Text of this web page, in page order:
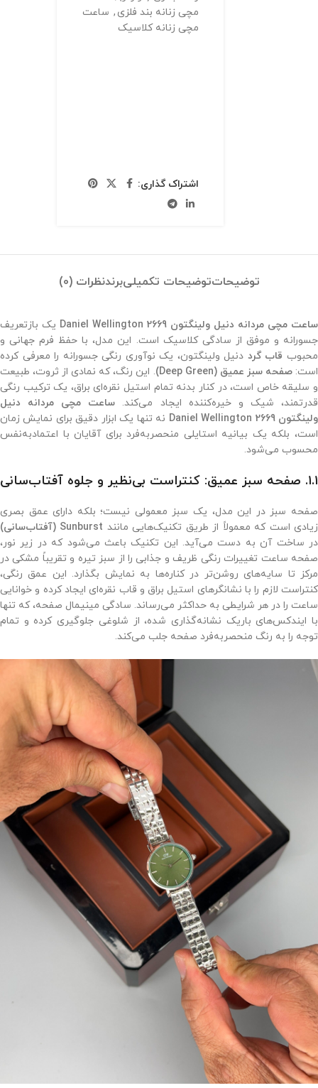
مچی زنانه بند فلزی , ساعت
مچی زنانه کلاسیک
اشتراک گذاری:
توضیحاتتوضیحات تکمیلیبرندنظرات (0)
ساعت مچی مردانه دنیل ولینگتون 2669 Daniel Wellington
یک بازتعریف
جسورانه و موفق از سادگی کلاسیک است. این مدل، با حفظ فرم جهانی و
محبوب قاب گرد دنیل ولینگتون، یک نوآوری رنگی جسورانه را معرفی کرده
است:صفحه سبز عمیق (Deep Green)
. این رنگ، که نمادی از ثروت، طبیعت
و سلیقه خاص است، در کنار بدنه تمام استیل نقره‌ای براق، یک ترکیب رنگی
قدرتمند، شیک و خیره‌کننده ایجاد می‌کند. ساعت مچی مردانه دنیل
ولینگتون 2669 Daniel Wellington
نه تنها یک ابزار دقیق برای نمایش زمان
است، بلکه یک بیانیه استایلی منحصربه‌فرد برای آقایان با اعتمادبه‌نفس
محسوب می‌شود.
۱.۱. صفحه سبز عمیق: کنتراست بی‌نظیر و جلوه آفتاب‌سانی
صفحه سبز در این مدل، یک سبز معمولی نیست؛ بلکه دارای عمق بصری
زیادی است که معمولاً از طریق تکنیک‌هایی مانند Sunburst (آفتاب‌سانی)
در ساخت آن به دست می‌آید. این تکنیک باعث می‌شود که در زیر نور،
صفحه ساعت تغییرات رنگی ظریف و جذابی را از سبز تیره و تقریباً مشکی در
مرکز تا سایه‌های روشن‌تر در کناره‌ها به نمایش بگذارد. این عمق رنگی،
کنتراست لازم را با نشانگرهای استیل براق و قاب نقره‌ای ایجاد کرده و خوانایی
ساعت را در هر شرایطی به حداکثر می‌رساند. سادگی مینیمال صفحه، که تنها
با ایندکس‌های باریک نشانه‌گذاری شده، از شلوغی جلوگیری کرده و تمام
توجه را به رنگ منحصربه‌فرد صفحه جلب می‌کند.